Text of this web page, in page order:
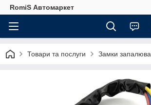
RomiS Автомаркет
Товари та послуги Замки